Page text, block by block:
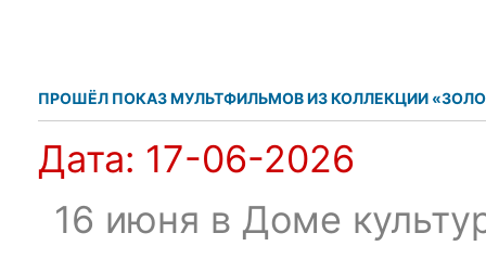
ПРОШЁЛ ПОКАЗ МУЛЬТФИЛЬМОВ ИЗ КОЛЛЕКЦИИ
Дата: 17-06-2026
16 июня в Доме